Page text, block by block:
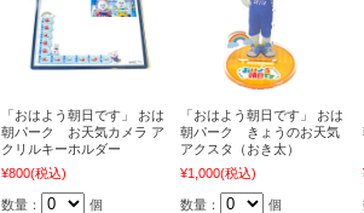
「おはよう朝日です」 おは
朝パーク お天気カメラ ア
クリルキーホルダー
¥800(税込)
数量： 個
「おはよう朝日です」 おは
朝パーク きょうのお天気
アクスタ（おき太）
¥1,000(税込)
数量： 個